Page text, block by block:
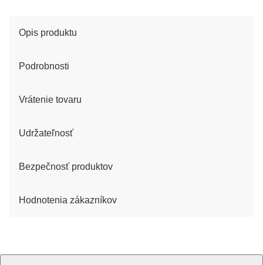
Opis produktu
Podrobnosti
Vrátenie tovaru
Udržateľnosť
Bezpečnosť produktov
Hodnotenia zákazníkov